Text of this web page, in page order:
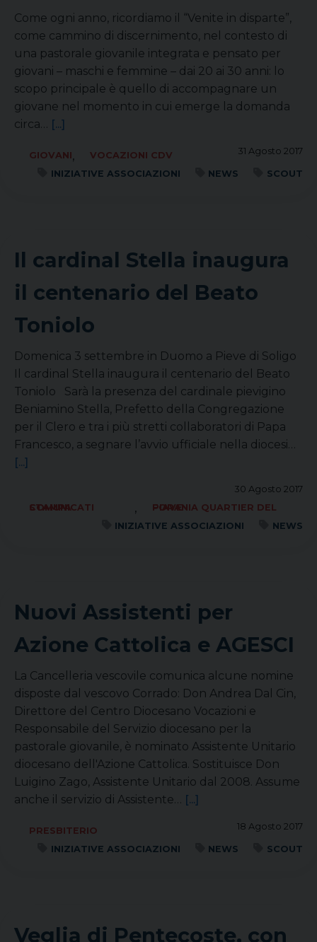
Come ogni anno, ricordiamo il “Venite in disparte”,
come cammino di discernimento, nel contesto di
una pastorale giovanile integrata e pensato per
giovani – maschi e femmine – dai 20 ai 30 anni: lo
scopo principale è quello di accompagnare un
giovane nel momento in cui emerge la domanda
circa… [...]
31 Agosto 2017
GIOVANI,
VOCAZIONI CDV
INIZIATIVE ASSOCIAZIONI
NEWS SCOUT
Il cardinal Stella inaugura
il centenario del Beato
Toniolo
Domenica 3 settembre in Duomo a Pieve di Soligo
Il cardinal Stella inaugura il centenario del Beato
Toniolo Sarà la presenza del cardinale pievigino
Beniamino Stella, Prefetto della Congregazione
per il Clero e tra i più stretti collaboratori di Papa
Francesco, a segnare l’avvio ufficiale nella diocesi…
[...]
30 Agosto 2017
COMUNICATI STAMPA
,
FORANIA QUARTIER DEL PIAVE
INIZIATIVE ASSOCIAZIONI
NEWS
Nuovi Assistenti per
Azione Cattolica e AGESCI
La Cancelleria vescovile comunica alcune nomine
disposte dal vescovo Corrado: Don Andrea Dal Cin,
Direttore del Centro Diocesano Vocazioni e
Responsabile del Servizio diocesano per la
pastorale giovanile, è nominato Assistente Unitario
diocesano dell'Azione Cattolica. Sostituisce Don
Luigino Zago, Assistente Unitario dal 2008. Assume
anche il servizio di Assistente… [...]
18 Agosto 2017
PRESBITERIO
INIZIATIVE ASSOCIAZIONI
NEWS SCOUT
Veglia di Pentecoste, con